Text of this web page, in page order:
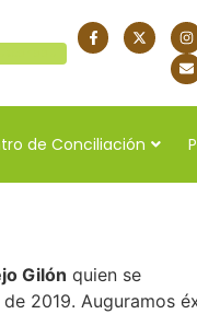
de Conciliación
Gilón quien se
2019. Auguramos